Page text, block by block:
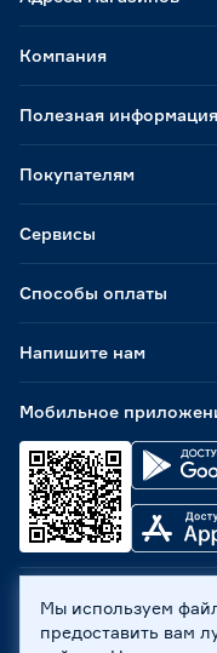
Способы оплаты
Мобильное
Компания
Полезная информация
Покупателям
Сервисы
Напишите нам
ООО «Бауцентр Рус»
ул. А.Невского, 205.
Мы используем
предоставить вам